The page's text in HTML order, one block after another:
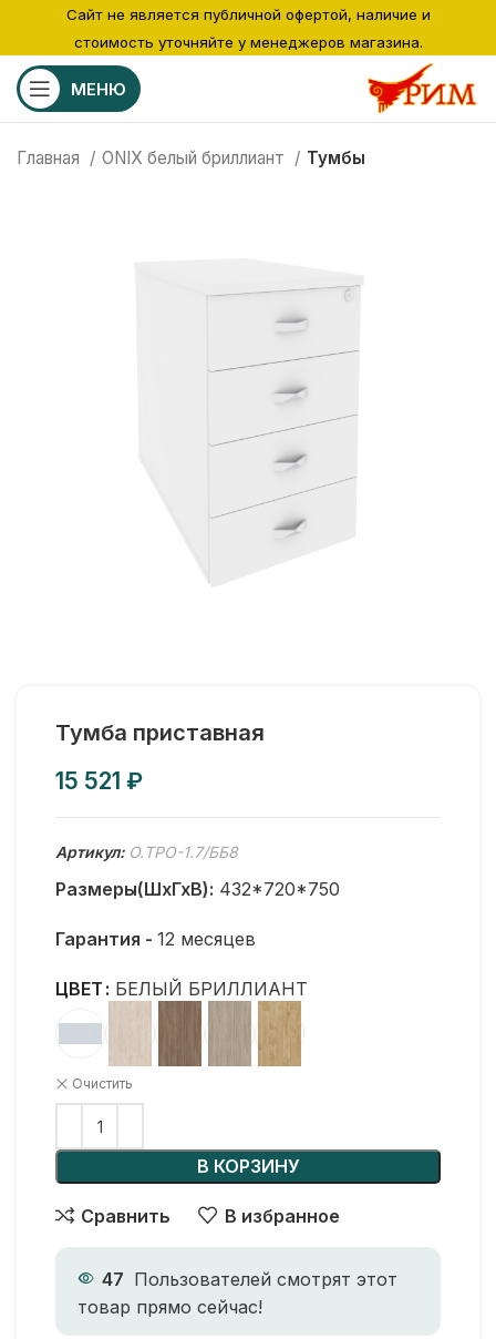
МЕНЮ
Главная ONIX белый бриллиант Тумбы
Тумба приставная
₽
Артикул: O.TPO-1.7/ББ8
Размеры(ШхГхВ): 432*720*750
Гарантия - 12 месяцев
ЦВЕТ БЕЛЫЙ БРИЛЛИАНТ
Очистить
В КОРЗИНУ
Сравнить В избранное
47 Пользователей смотрят этот
товар прямо сейчас!
Сайт не является публичной офертой, наличие и
стоимость уточняйте у менеджеров магазина.